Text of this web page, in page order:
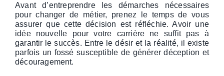
Avant d’entreprendre les démarches nécessaires
pour changer de métier, prenez le temps de vous
assurer que cette décision est réfléchie. Avoir une
idée nouvelle pour votre carrière ne suffit pas à
garantir le succès. Entre le désir et la réalité, il existe
parfois un fossé susceptible de générer déception et
découragement.